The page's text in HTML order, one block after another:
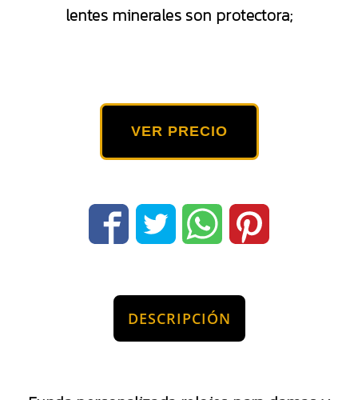
lentes minerales son protectora;
VER PRECIO
DESCRIPCIÓN